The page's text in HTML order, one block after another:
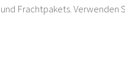
Frachtpakets.